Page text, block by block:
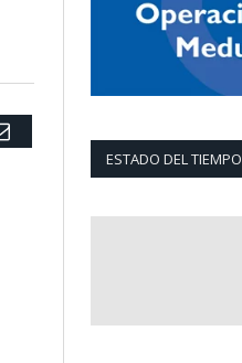
Email
ESTADO DEL TIEMPO